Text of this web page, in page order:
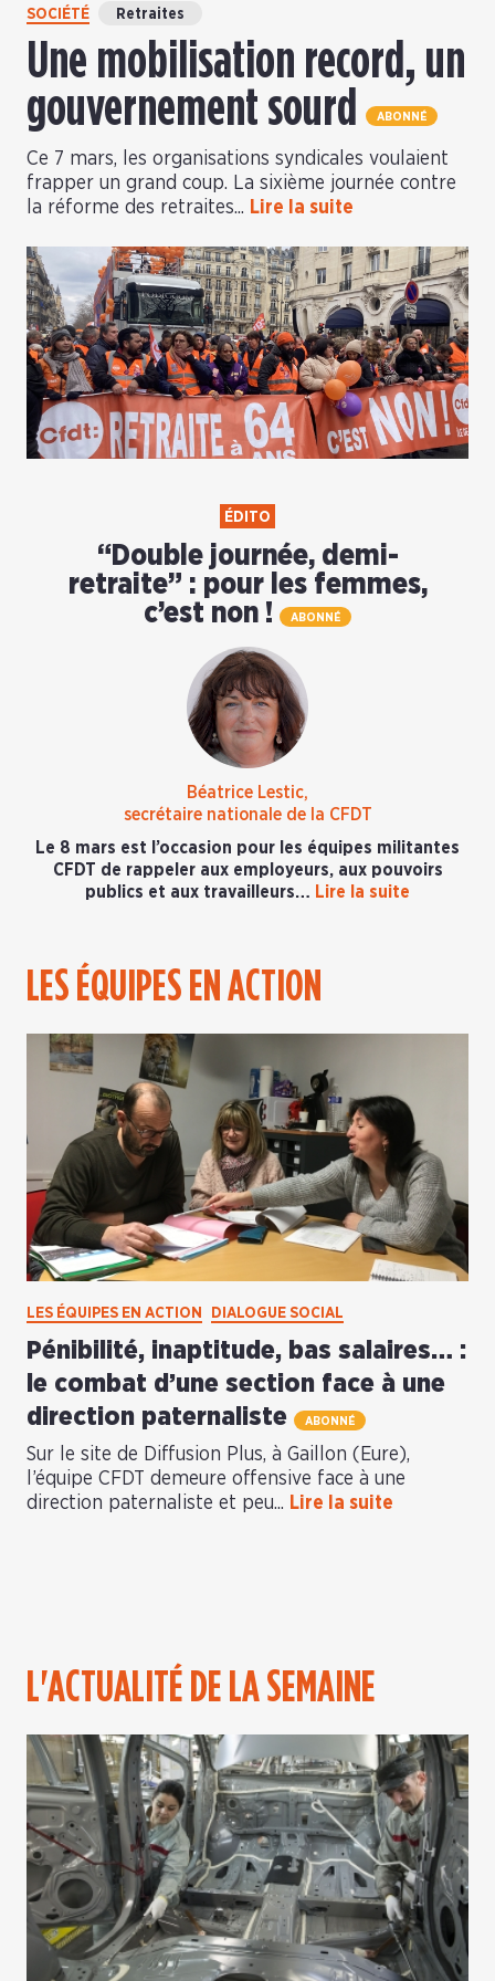
SOCIÉTÉ Retraites
Une mobilisation record, un
gouvernement sourd
ABONNÉ
Ce 7 mars, les organisations syndicales voulaient
frapper un grand coup. La sixième journée contre
la réforme des retraites... Lire la suite
ÉDITO
“Double journée, demi-
retraite” : pour les femmes,
c’est non !
ABONNÉ
Béatrice Lestic,
secrétaire nationale de la CFDT
Le 8 mars est l’occasion pour les équipes militantes
CFDT de rappeler aux employeurs, aux pouvoirs
publics et aux travailleurs… Lire la suite
LES ÉQUIPES EN ACTION
LES ÉQUIPES EN ACTION DIALOGUE SOCIAL
Pénibilité, inaptitude, bas salaires… :
le combat d’une section face à une
direction paternaliste
ABONNÉ
Sur le site de Diffusion Plus, à Gaillon (Eure),
l’équipe CFDT demeure offensive face à une
direction paternaliste et peu... Lire la suite
L'ACTUALITÉ DE LA SEMAINE